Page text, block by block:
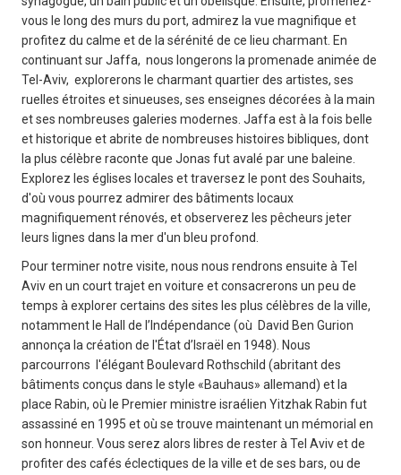
vous le long des murs du port, admirez la vue magnifique et
profitez du calme et de la sérénité de ce lieu charmant. En
continuant sur Jaffa, nous longerons la promenade animée de
Tel-Aviv, explorerons le charmant quartier des artistes, ses
ruelles étroites et sinueuses, ses enseignes décorées à la main
et ses nombreuses galeries modernes. Jaffa est à la fois belle
et historique et abrite de nombreuses histoires bibliques, dont
la plus célèbre raconte que Jonas fut avalé par une baleine.
Explorez les églises locales et traversez le pont des Souhaits,
d'où vous pourrez admirer des bâtiments locaux
magnifiquement rénovés, et observerez les pêcheurs jeter
leurs lignes dans la mer d'un bleu profond.
Pour terminer notre visite, nous nous rendrons ensuite à Tel
Aviv en un court trajet en voiture et consacrerons un peu de
temps à explorer certains des sites les plus célèbres de la ville,
notamment le Hall de l’Indépendance (où David Ben Gurion
annonça la création de l'État d’Israël en 1948). Nous
parcourrons l'élégant Boulevard Rothschild (abritant des
bâtiments conçus dans le style «Bauhaus» allemand) et la
place Rabin, où le Premier ministre israélien Yitzhak Rabin fut
assassiné en 1995 et où se trouve maintenant un mémorial en
son honneur. Vous serez alors libres de rester à Tel Aviv et de
profiter des cafés éclectiques de la ville et de ses bars, ou de